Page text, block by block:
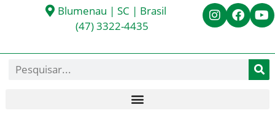
Blumenau | SC | Brasil
(47) 3322-4435